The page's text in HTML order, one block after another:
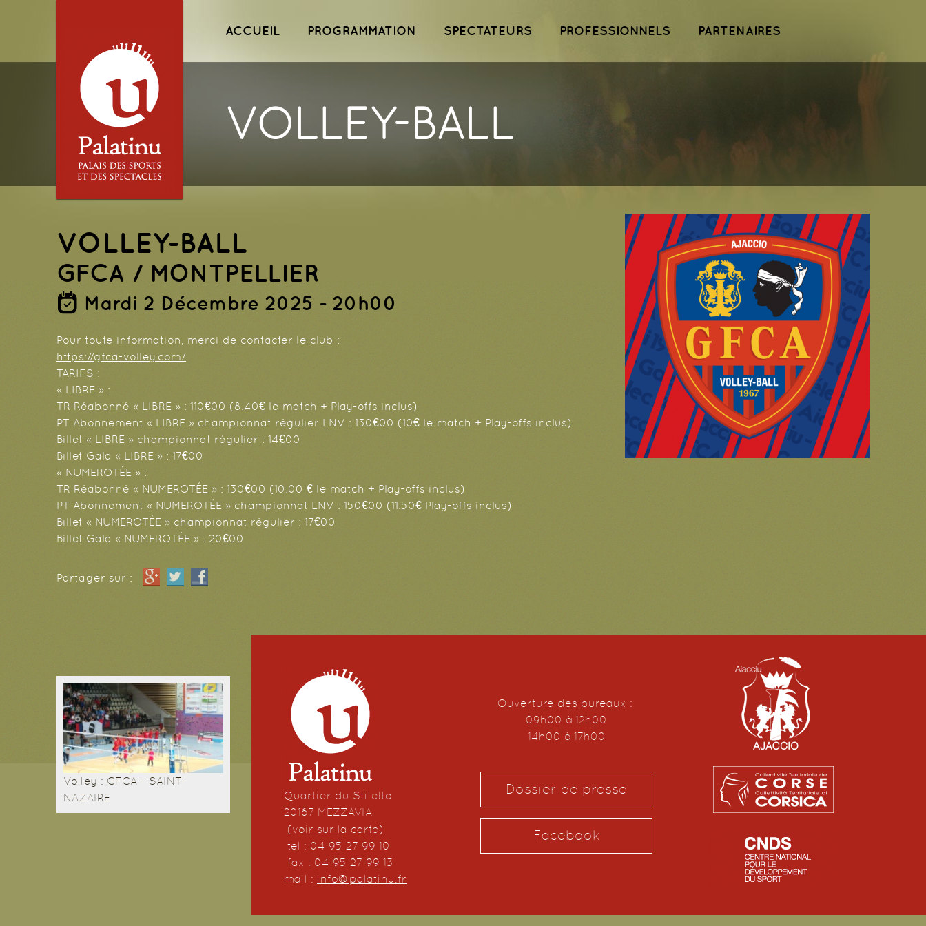
contenu
ACCUEIL PROGRAMMATION SPECTATEURS PROFESSIONNELS PARTENAIRES
VOLLEY-BALL
VOLLEY-BALL
GFCA / MONTPELLIER
Mardi 2 Décembre 2025 - 20h00
Pour toute information, merci de contacter le club :
https://gfca-volley.com/
TARIFS :
« LIBRE » :
TR Réabonné « LIBRE » : 110€00 (8.40€ le match + Play-offs inclus)
PT Abonnement « LIBRE » championnat régulier LNV : 130€00 (10€ le match + Play-offs inclus)
Billet « LIBRE » championnat régulier : 14€00
Billet Gala « LIBRE » : 17€00
« NUMEROTÉE » :
TR Réabonné « NUMEROTÉE » : 130€00 (10.00 € le match + Play-offs inclus)
PT Abonnement « NUMEROTÉE » championnat LNV : 150€00 (11.50€ Play-offs inclus)
Billet « NUMEROTÉE » championnat régulier : 17€00
Billet Gala « NUMEROTÉE » : 20€00
Partager sur :
Volley : GFCA - SAINT-
NAZAIRE
Quartier du Stiletto
20167 MEZZAVIA
(voir sur la carte)
tel : 04 95 27 99 10
fax : 04 95 27 99 13
mail : info@palatinu.fr
Ouverture des bureaux :
09h00 à 12h00
14h00 à 17h00
Dossier de presse
Facebook